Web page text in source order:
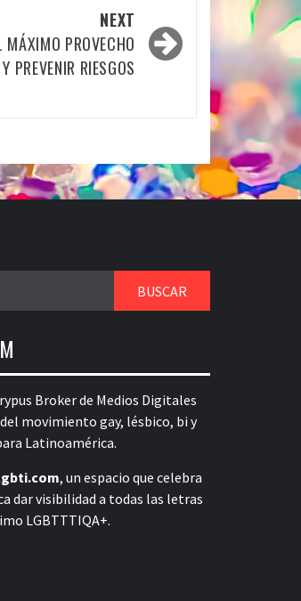
NEXT
MÁXIMO PROVECHO
Y PREVENIR RIESGOS
Broker de Medios Digitales
movimiento gay, lésbico, bi y
Latinoamérica.
, un espacio que celebra
dar visibilidad a todas las letras
LGBTTTIQA+.